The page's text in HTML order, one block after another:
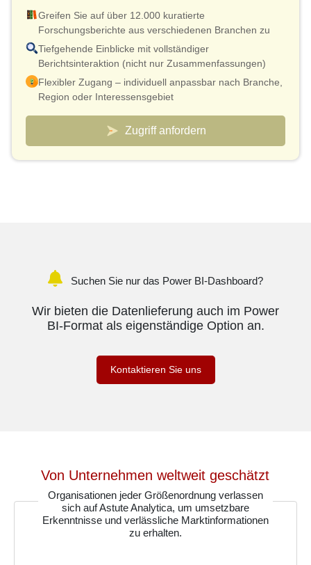
Greifen Sie auf über 12.000 kuratierte
Forschungsberichte aus verschiedenen Branchen zu
Tiefgehende Einblicke mit vollständiger
Berichtsinteraktion (nicht nur Zusammenfassungen)
Flexibler Zugang – individuell anpassbar nach Branche,
Region oder Interessensgebiet
Intelligentes Preismodell – effektive Kosten ab nur 10
US-Dollar pro Bericht
Analystenverbindung für Validierung und schnelle
Klärungen inklusive
Zugriff anfordern
Suchen Sie nur das Power BI-Dashboard?
Wir bieten die Datenlieferung auch im Power
BI-Format als eigenständige Option an.
Kontaktieren Sie uns
Von Unternehmen weltweit geschätzt
Organisationen jeder Größenordnung verlassen
sich auf Astute Analytica, um umsetzbare
Erkenntnisse und verlässliche Marktinformationen
zu erhalten.